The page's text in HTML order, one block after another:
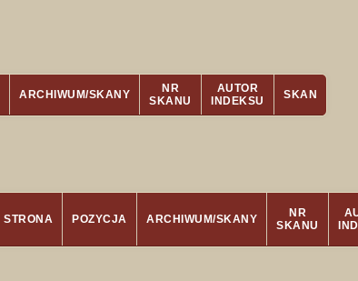
ARCHIWUM/SKANY
NR
SKANU
AUTOR
INDEKSU
SKAN
STRONA POZYCJA ARCHIWUM/SKANY
NR
SKANU